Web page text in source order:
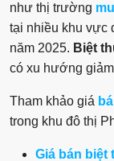
như thị trường
tại nhiều khu vực
năm 2025. Biệt
có xu hướng
Tham khảo giá
trong khu đô thị
Giá bán biệt